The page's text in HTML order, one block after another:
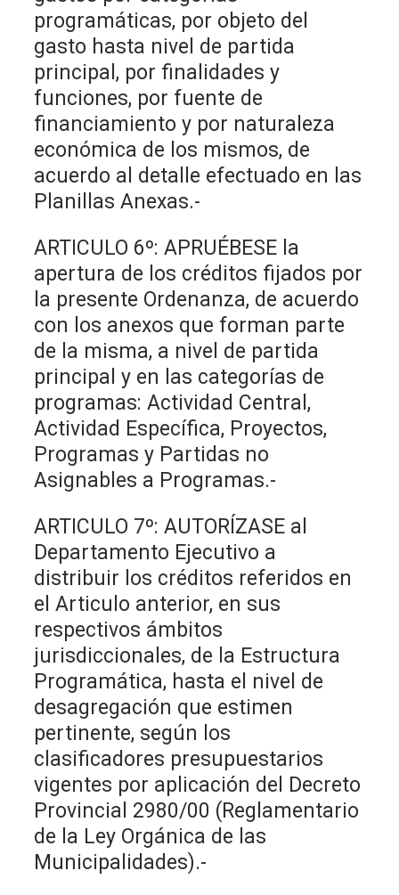
programáticas, por objeto del
gasto hasta nivel de partida
principal, por finalidades y
funciones, por fuente de
financiamiento y por naturaleza
económica de los mismos, de
acuerdo al detalle efectuado en las
Planillas Anexas.-
ARTICULO 6º: APRUÉBESE la
apertura de los créditos fijados por
la presente Ordenanza, de acuerdo
con los anexos que forman parte
de la misma, a nivel de partida
principal y en las categorías de
programas: Actividad Central,
Actividad Específica, Proyectos,
Programas y Partidas no
Asignables a Programas.-
ARTICULO 7º: AUTORÍZASE al
Departamento Ejecutivo a
distribuir los créditos referidos en
el Articulo anterior, en sus
respectivos ámbitos
jurisdiccionales, de la Estructura
Programática, hasta el nivel de
desagregación que estimen
pertinente, según los
clasificadores presupuestarios
vigentes por aplicación del Decreto
Provincial 2980/00 (Reglamentario
de la Ley Orgánica de las
Municipalidades).-